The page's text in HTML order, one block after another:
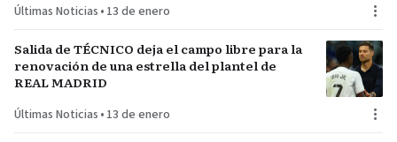
Últimas Noticias • 13 de enero
Salida de TÉCNICO deja el campo libre para la
renovación de una estrella del plantel de
REAL MADRID
Últimas Noticias • 13 de enero